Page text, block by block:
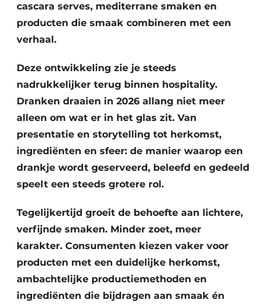
cascara serves, mediterrane smaken en
producten die smaak combineren met een
verhaal.
Deze ontwikkeling zie je steeds
nadrukkelijker terug binnen hospitality.
Dranken draaien in 2026 allang niet meer
alleen om wat er in het glas zit. Van
presentatie en storytelling tot herkomst,
ingrediënten en sfeer: de manier waarop een
drankje wordt geserveerd, beleefd en gedeeld
speelt een steeds grotere rol.
Tegelijkertijd groeit de behoefte aan lichtere,
verfijnde smaken. Minder zoet, meer
karakter. Consumenten kiezen vaker voor
producten met een duidelijke herkomst,
ambachtelijke productiemethoden en
ingrediënten die bijdragen aan smaak én